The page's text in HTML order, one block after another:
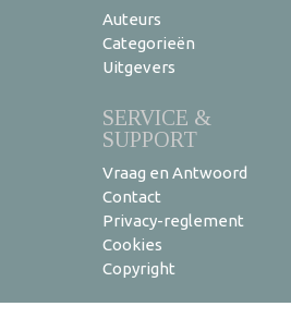
Auteurs
Categorieën
Uitgevers
SERVICE &
SUPPORT
Vraag en Antwoord
Contact
Privacy-reglement
Cookies
Copyright